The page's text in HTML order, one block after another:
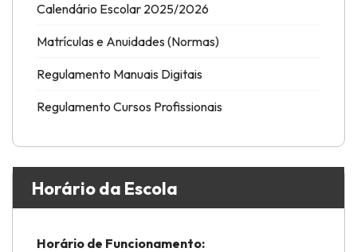
Calendário Escolar 2025/2026
Matrículas e Anuidades (Normas)
Regulamento Manuais Digitais
Regulamento Cursos Profissionais
Horário da Escola
Horário de Funcionamento: